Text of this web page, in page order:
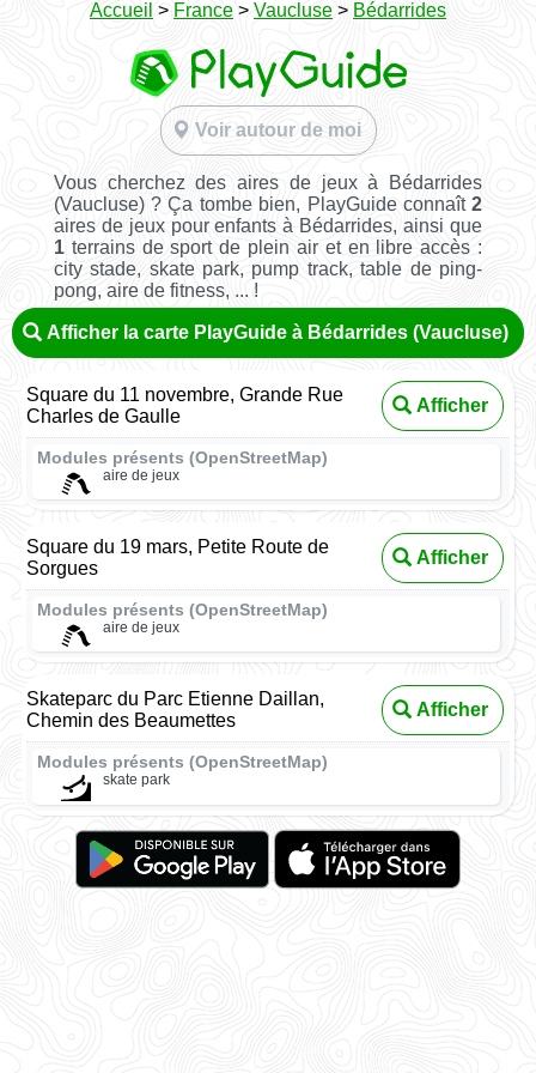
Accueil > France > Vaucluse > Bédarrides
Voir autour de moi
Vous cherchez des aires de jeux à Bédarrides
(Vaucluse) ? Ça tombe bien, PlayGuide connaît2
aires de jeux pour enfants à Bédarrides, ainsi que
1terrains de sport de plein air et en libre accès :
city stade, skate park, pump track, table de ping-
pong, aire de fitness, ... !
Afficher la carte PlayGuide à Bédarrides (Vaucluse)
Square du 11 novembre, Grande Rue
Charles de Gaulle
Afficher
Modules présents (OpenStreetMap)
aire de jeux
Square du 19 mars, Petite Route de
Sorgues
Afficher
Modules présents (OpenStreetMap)
aire de jeux
Skateparc du Parc Etienne Daillan,
Chemin des Beaumettes
Afficher
Modules présents (OpenStreetMap)
skate park